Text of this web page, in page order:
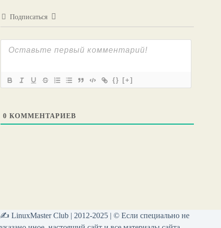
Подписаться
{} [+]
0 КОММЕНТАРИЕВ
✍ LinuxMaster Club | 2012-2025 | © Если специально не